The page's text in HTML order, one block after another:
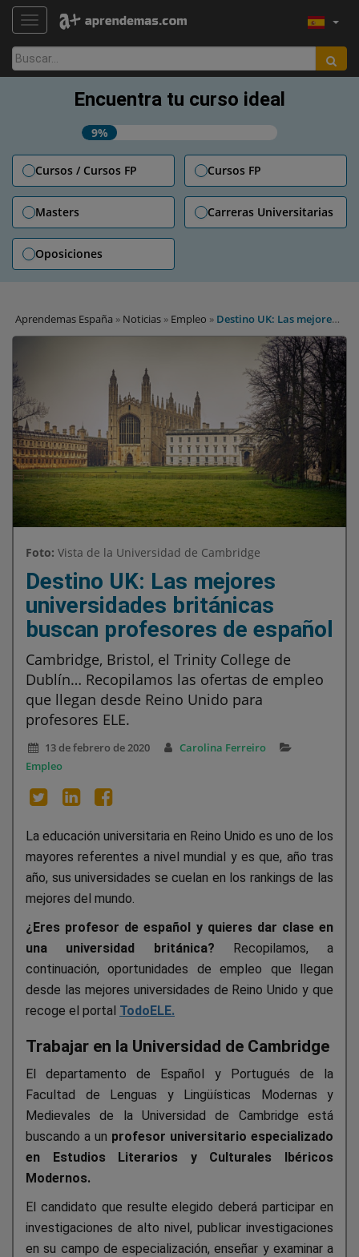
TOGGLE NAVIGATION
Buscar:
Encuentra tu curso ideal
9%
Cursos / Cursos FP Cursos FP
Masters Carreras Universitarias
Oposiciones
Aprendemas España » Noticias » Empleo » Destino UK: Las mejores
universidades británicas buscan profesores de español
Foto: Vista de la Universidad de Cambridge
Destino UK: Las mejores
universidades británicas
buscan profesores de español
Cambridge, Bristol, el Trinity College de
Dublín… Recopilamos las ofertas de empleo
que llegan desde Reino Unido para
profesores ELE.
13 de febrero de 2020
Carolina Ferreiro
Empleo
La educación universitaria en Reino Unido es uno de los
mayores referentes a nivel mundial y es que, año tras
año, sus universidades se cuelan en los rankings de las
mejores del mundo.
¿Eres profesor de español y quieres dar clase en
una universidad británica? Recopilamos, a
continuación, oportunidades de empleo que llegan
desde las mejores universidades de Reino Unido y que
recoge el portal TodoELE.
Trabajar en la Universidad de Cambridge
El departamento de Español y Portugués de la
Facultad de Lenguas y Lingüísticas Modernas y
Medievales de la Universidad de Cambridge está
buscando a un profesor universitario especializado
en Estudios Literarios y Culturales Ibéricos
Modernos.
El candidato que resulte elegido deberá participar en
investigaciones de alto nivel, publicar investigaciones
en su campo de especialización, enseñar y examinar a